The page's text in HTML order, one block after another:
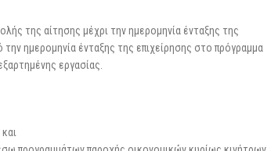
της αίτησης μέχρι την ημερομηνία ένταξης της
την ημερομηνία ένταξης της επιχείρησης στο πρόγραμμα
εργασίας.